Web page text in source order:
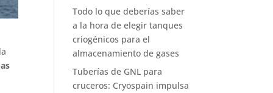
Todo lo que deberías saber
a la hora de elegir tanques
criogénicos para el
almacenamiento de gases
Tuberías de GNL para
cruceros: Cryospain impulsa